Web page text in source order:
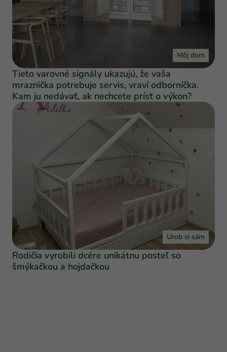
Môj dom
Tieto varovné signály ukazujú, že vaša
mraznička potrebuje servis, vraví odborníčka.
Kam ju nedávať, ak nechcete prísť o výkon?
Urob si sám
Rodičia vyrobili dcére unikátnu posteľ so
šmýkačkou a hojdačkou